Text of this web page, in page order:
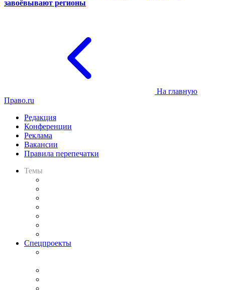
завоёвывают регионы
На главную
Право.ru
Редакция
Конференции
Реклама
Вакансии
Правила перепечатки
Темы
Спецпроекты